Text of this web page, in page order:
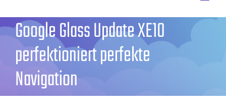
Google Glass Update XE10
perfektioniert perfekte
Navigation